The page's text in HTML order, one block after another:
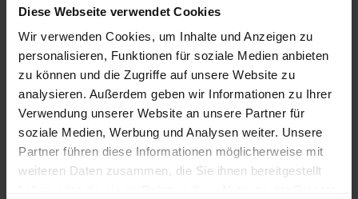
Diese Webseite verwendet Cookies
Wir verwenden Cookies, um Inhalte und Anzeigen zu
personalisieren, Funktionen für soziale Medien anbieten
zu können und die Zugriffe auf unsere Website zu
analysieren. Außerdem geben wir Informationen zu Ihrer
Verwendung unserer Website an unsere Partner für
soziale Medien, Werbung und Analysen weiter. Unsere
Partner führen diese Informationen möglicherweise mit
weiteren Daten zusammen, die Sie ihnen bereitgestellt
lose Ware Sackware
September
2025
Januar
2026
Mai
2026
300 €
Die aktuelle Preisentwicklung für Holzpellets in Deutschland
können Sie jederzeit auf unsererPelletspreise-Seite